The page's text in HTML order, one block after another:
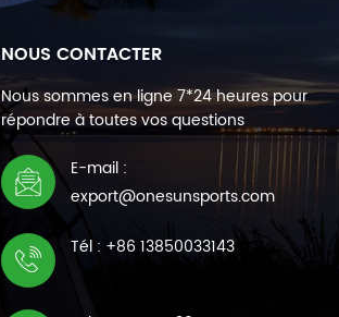
NOUS CONTACTER
Nous sommes en ligne 7*24 heures pour
répondre à toutes vos questions
E-mail :
export@onesunsports.com
Tél : +86 13850033143